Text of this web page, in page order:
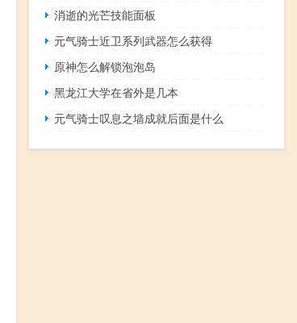
消逝的光芒技能面板
元气骑士近卫系列武器怎么获得
原神怎么解锁泡泡岛
黑龙江大学在省外是几本
元气骑士叹息之墙成就后面是什么